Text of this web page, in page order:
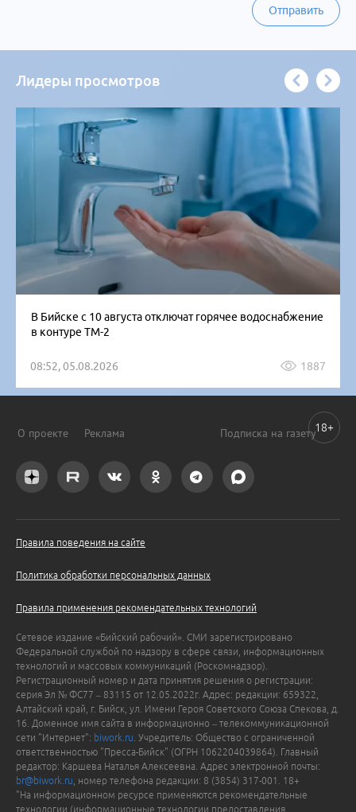
Отправить
Лидеры просмотров
В Бийске с 10 августа отключат горячее водоснабжение
в контуре ТМ-2
08:52, 05.08.2026 1887
О проекте Реклама Подписка на газету
Правила поведения на сайте
Политика обработки персональных данных
Правила применения рекомендательных технологий
Сетевое издание «Бийский рабочий». СМИ зарегистрировано
Федеральной службой по надзору в сфере связи, информационных
технологий и массовых коммуникаций (Роскомнадзор).
Регистрационный номер и дата принятия решения о регистрации:
серия Эл № ФС77 – 83115 от 12.05.2022г. Адрес: редакции: 659322,
Алтайский край, г. Бийск, ул. Имени Героя Советского Союза Спекова, д.
16. Доменное имя сайта в информационно – телекоммуникационной
сети "Интернет": biwork.ru . Учредитель: Общество с ограниченной
ответственностью "Пресса-Бийск" (ОГРН 1062204039864). Главный
редактор: Каршева Наталья Алексеевна. Адрес электронной почты:
br@biwork.ru , номер телефона редакции: 8 (3854) 317-001. 18+
"На информационном ресурсе применяются рекомендательные
технологии (информационные технологии предоставления
18+